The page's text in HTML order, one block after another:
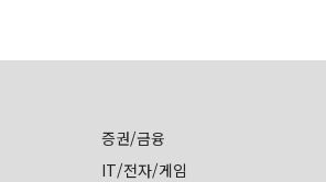
증권/금융
IT/전자/게임